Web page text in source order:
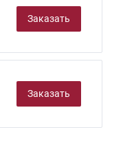
Заказать
Заказать